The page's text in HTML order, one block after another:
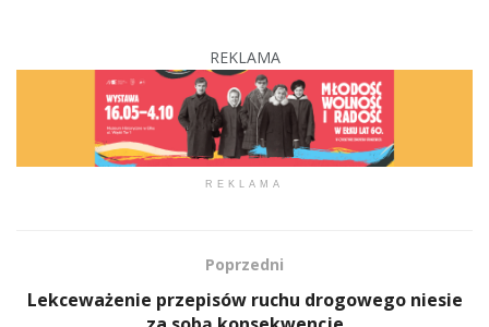
REKLAMA
REKLAMA
Poprzedni
Lekceważenie przepisów ruchu drogowego niesie